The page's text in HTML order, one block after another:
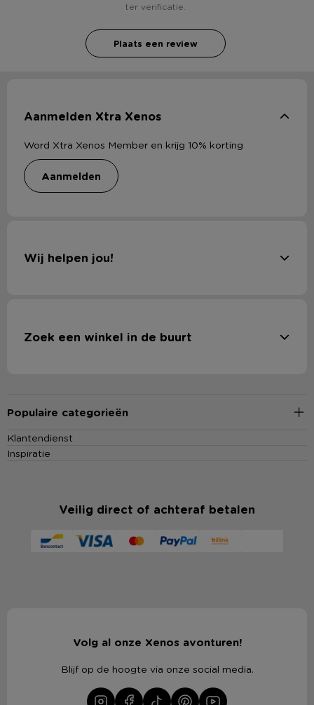
ter verificatie.
Plaats een review
Aanmelden Xtra Xenos
Word Xtra Xenos Member en krijg 10% korting
aanmelden
Wij helpen jou!
Zoek een winkel in de buurt
Populaire categorieën
Klantendienst
Inspiratie
Veilig direct of achteraf betalen
Volg al onze Xenos avonturen!
Blijf op de hoogte via onze social media.